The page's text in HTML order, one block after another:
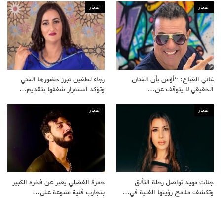
اخبار
غاني القباج: “أؤمن بأن الفنان
الحقيقي لا يتوقف عن…
اخبار
رجاء لطفين تبرز حضورها الفني
وتؤكد استمرار شغفها بتقديم…
اخبار
جنات مهيد تواصل رحلة التألق
وتكشف ملامح رؤيتها الفنية في…
اخبار
حمزة الفضلي يعبر عن فخره الكبير
بتجارب فنية متنوعة على…